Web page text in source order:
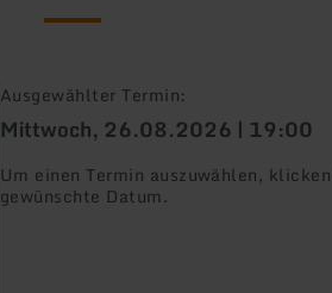
Ausgewählter Termin:
Mittwoch, 26.08.2026 | 19:00
Um einen Termin auszuwählen,
gewünschte Datum.